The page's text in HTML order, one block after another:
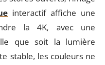
interactif affiche une
la 4K, avec une
que soit la lumière
stable, les couleurs ne